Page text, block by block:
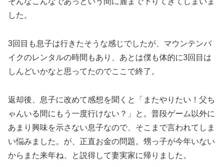
した。
3回目も息子は行きたそうな感じでしたが、マウンテンバ
イクのレンタルの時間もあり、あとは僕も体的に3回目は
しんどいかなと思ってたのでここで終了。
返却後、息子に改めて感想を聞くと「またやりたい！父ち
ゃんいる間にもう一度行けない？」と。普段ゲーム以外に
あまり興味を示さない息子なので、そこまで言われてしま
い悩みました。が、正直お金の問題。甥っ子が今年いない
からまた来年ね、と説得して妻実家に帰りました。